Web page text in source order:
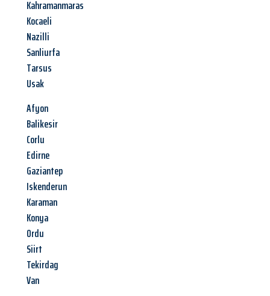
Kahramanmaras
Kocaeli
Nazilli
Sanliurfa
Tarsus
Usak
Afyon
Balikesir
Corlu
Edirne
Gaziantep
Iskenderun
Karaman
Konya
Ordu
Siirt
Tekirdag
Van